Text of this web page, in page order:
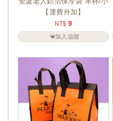
【運費外加】
NT$ 9
加入追蹤